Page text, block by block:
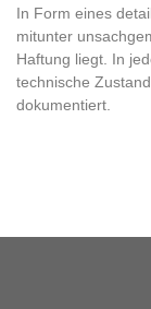
In Form eines
mitunter
Haftung liegt. In
technische
dokumentiert.